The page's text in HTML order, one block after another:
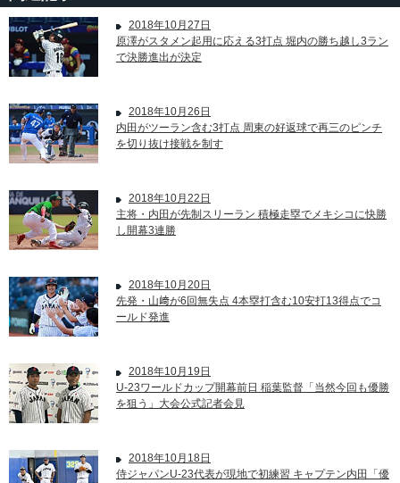
2018年10月27日
原澤がスタメン起用に応える3打点 堀内の勝ち越し3ラン
で決勝進出が決定
2018年10月26日
内田がツーラン含む3打点 周東の好返球で再三のピンチ
を切り抜け接戦を制す
2018年10月22日
主将・内田が先制スリーラン 積極走塁でメキシコに快勝
し開幕3連勝
2018年10月20日
先発・山﨑が6回無失点 4本塁打含む10安打13得点でコ
ールド発進
2018年10月19日
U-23ワールドカップ開幕前日 稲葉監督「当然今回も優勝
を狙う」大会公式記者会見
2018年10月18日
侍ジャパンU-23代表が現地で初練習 キャプテン内田「優